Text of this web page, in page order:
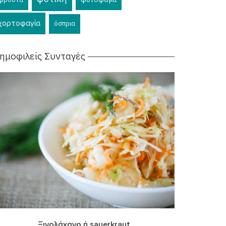
όσπρια
Συνταγές